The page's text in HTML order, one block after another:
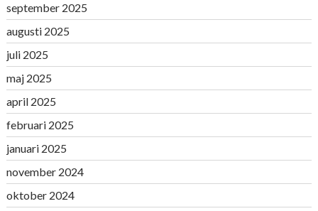
september 2025
augusti 2025
juli 2025
maj 2025
april 2025
februari 2025
januari 2025
november 2024
oktober 2024